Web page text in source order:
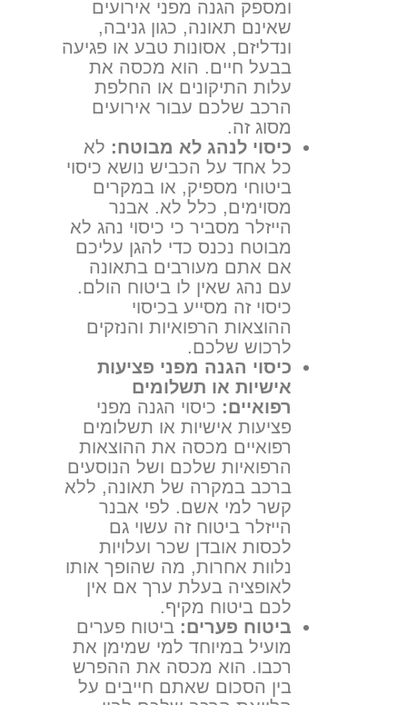
ומספק הגנה מפני אירועים
שאינם תאונה, כגון גניבה,
ונדליזם, אסונות טבע או פגיעה
בבעל חיים. הוא מכסה את
עלות התיקונים או החלפת
הרכב שלכם עבור אירועים
מסוג זה.
כיסוי לנהג לא מבוטח: לא
כל אחד על הכביש נושא כיסוי
ביטוחי מספיק, או במקרים
מסוימים, כלל לא. אבנר
הייזלר מסביר כי כיסוי נהג לא
מבוטח נכנס כדי להגן עליכם
אם אתם מעורבים בתאונה
עם נהג שאין לו ביטוח הולם.
כיסוי זה מסייע בכיסוי
ההוצאות הרפואיות והנזקים
לרכוש שלכם.
כיסוי הגנה מפני פציעות
אישיות או תשלומים
רפואיים: כיסוי הגנה מפני
פציעות אישיות או תשלומים
רפואיים מכסה את ההוצאות
הרפואיות שלכם ושל הנוסעים
ברכב במקרה של תאונה, ללא
קשר למי אשם. לפי אבנר
הייזלר ביטוח זה עשוי גם
לכסות אובדן שכר ועלויות
נלוות אחרות, מה שהופך אותו
לאופציה בעלת ערך אם אין
לכם ביטוח מקיף.
ביטוח פערים: ביטוח פערים
מועיל במיוחד למי שמימן את
רכבו. הוא מכסה את ההפרש
בין הסכום שאתם חייבים על